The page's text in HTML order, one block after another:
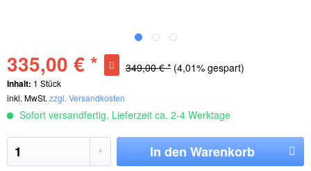
335,00 € * 349,00 € * (4,01% gespart)
Inhalt: 1 Stück
inkl. MwSt. zzgl. Versandkosten
Sofort versandfertig, Lieferzeit ca. 2-4 Werktage
In den Warenkorb